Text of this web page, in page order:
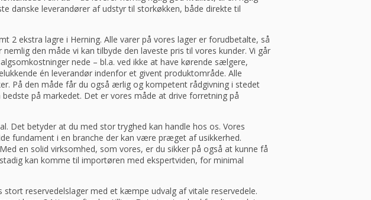
danske leverandører af udstyr til storkøkken, både direkte til
2 ekstra lagre i Herning. Alle varer på vores lager er forudbetalte, så
den måde vi kan tilbyde den laveste pris til vores kunder. Vi går
nede – bl.a. ved ikke at have kørende sælgere,
én leverandør indenfor et givent produktområde. Alle
På den måde får du også ærlig og kompetent rådgivning i stedet
på markedet. Det er vores måde at drive forretning på
Det betyder at du med stor tryghed kan handle hos os. Vores
fundament i en branche der kan være præget af usikkerhed.
en solid virksomhed, som vores, er du sikker på også at kunne få
kan komme til importøren med ekspertviden, for minimal
reservedelslager med et kæmpe udvalg af vitale reservedele.